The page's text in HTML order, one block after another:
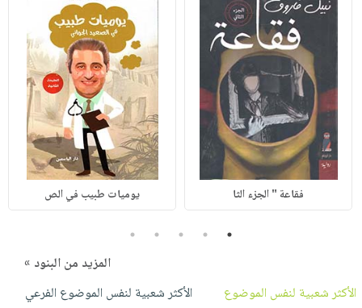
فقاعة " الجزء الثا يوميات طبيب في الص
1
2
3
4
5
المزيد من البنود »
الأكثر شعبية لنفس الموضوع
الأكثر شعبية لنفس الموضوع الفرعي